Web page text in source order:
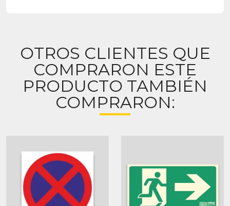
OTROS CLIENTES QUE
COMPRARON ESTE
PRODUCTO TAMBIÉN
COMPRARON: